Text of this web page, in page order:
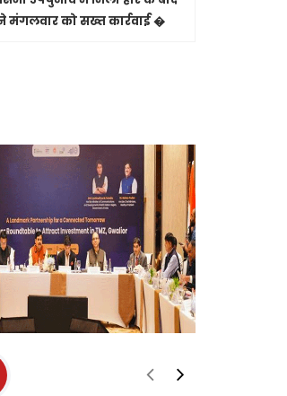
मंगलवार को सख्त कार्रवाई �